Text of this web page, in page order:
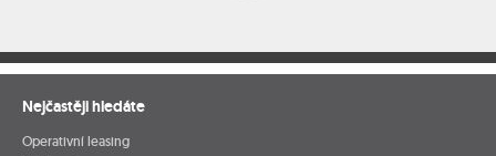
Nejčastěji hledáte
Operativní leasing